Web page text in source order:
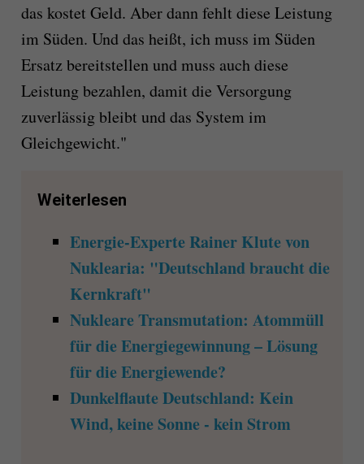
das kostet Geld. Aber dann fehlt diese Leistung
im Süden. Und das heißt, ich muss im Süden
Ersatz bereitstellen und muss auch diese
Leistung bezahlen, damit die Versorgung
zuverlässig bleibt und das System im
Gleichgewicht."
Weiterlesen
Energie-Experte Rainer Klute von
Nuklearia: "Deutschland braucht die
Kernkraft"
Nukleare Transmutation: Atommüll
für die Energiegewinnung – Lösung
für die Energiewende?
Dunkelflaute Deutschland: Kein
Wind, keine Sonne - kein Strom